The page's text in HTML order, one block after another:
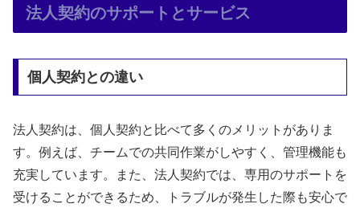
法人契約のサポートとサービス
個人契約との違い
法人契約は、個人契約と比べて多くのメリットがありま
す。例えば、チームでの共同作業がしやすく、管理機能も
充実しています。また、法人契約では、専用のサポートを
受けることができるため、トラブルが発生した際も安心で